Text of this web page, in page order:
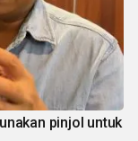
pinjol untuk